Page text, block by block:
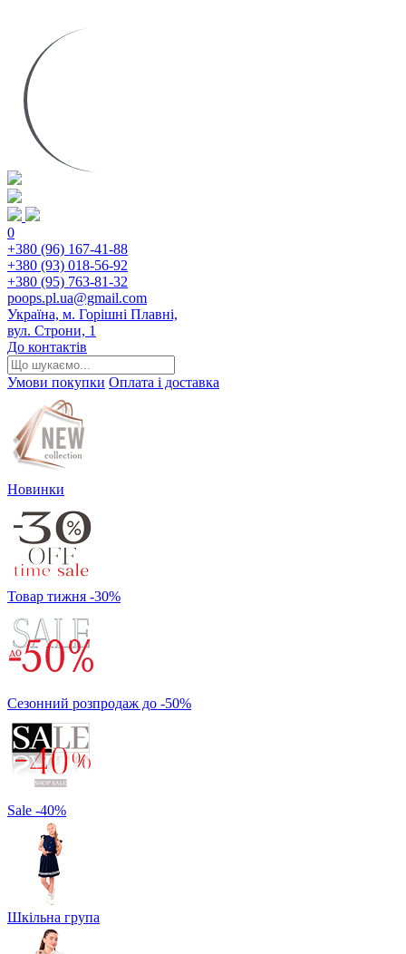
0
+380 (96) 167-41-88
+380 (93) 018-56-92
+380 (95) 763-81-32
poops.pl.ua@gmail.com
Україна, м. Горішні Плавні,
вул. Строни, 1
До контактів
Умови покупки Оплата і доставка
Новинки
Товар тижня -30%
Сезонний розпродаж до -50%
Sale -40%
Шкільна група